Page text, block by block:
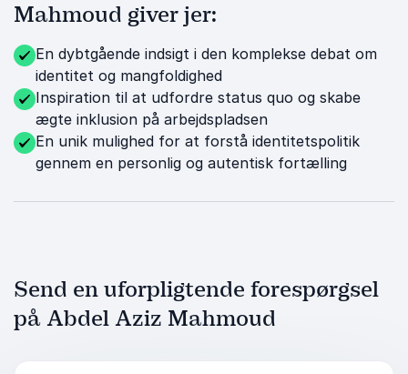
Mahmoud giver jer:
En dybtgående indsigt i den komplekse debat om
identitet og mangfoldighed
Inspiration til at udfordre status quo og skabe
ægte inklusion på arbejdspladsen
En unik mulighed for at forstå identitetspolitik
gennem en personlig og autentisk fortælling
Send en uforpligtende forespørgsel
på Abdel Aziz Mahmoud